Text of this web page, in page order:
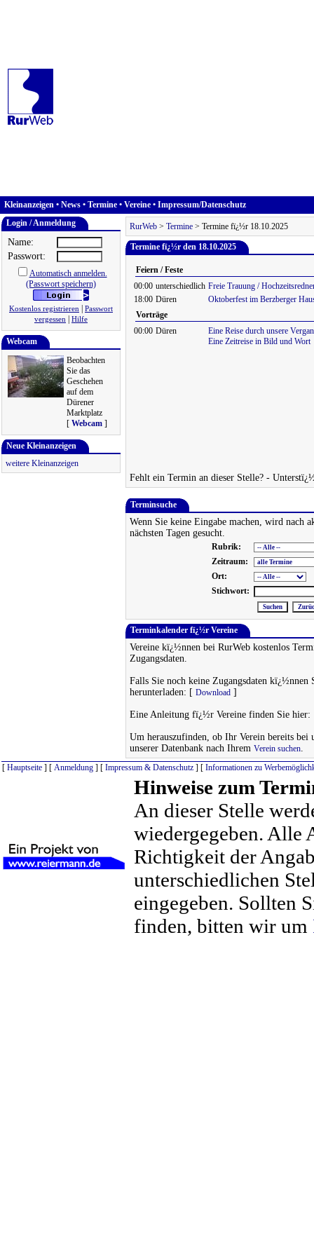
Kleinanzeigen • News • Termine • Vereine • Impressum/Datenschutz
Login / Anmeldung
Name:
Passwort:
Automatisch anmelden.
(Passwort speichern)
Kostenlos registrieren
Passwort
vergessen
Hilfe
Webcam
Beobachten
Sie das
Geschehen
auf dem
Dürener
Marktplatz
[ Webcam ]
Neue Kleinanzeigen
weitere Kleinanzeigen
RurWeb > Termine > Termine fï¿½r 18.10.2025
Termine fï¿½r den 18.10.2025
Feiern / Feste
00:00 unterschiedlich Freie Trauung /
18:00 Düren
Oktoberfest im Berzberger
Vorträge
00:00 Düren
Eine Reise durch unsere
Eine Zeitreise in Bild und Wort
Fehlt ein Termin an dieser Stelle? -
Terminsuche
Wenn Sie keine Eingabe machen, wird nach
nächsten Tagen gesucht.
Rubrik:
Zeitraum:
Ort:
Stichwort:
Terminkalender fï¿½r Vereine
Vereine kï¿½nnen bei RurWeb kostenlos
Zugangsdaten.
Falls Sie noch keine Zugangsdaten
herunterladen: [ Download ]
Eine Anleitung fï¿½r Vereine finden Sie
Um herauszufinden, ob Ihr Verein bereits
unserer Datenbank nach Ihrem Verein suchen.
[ Hauptseite ] [ Anmeldung ] [ Impressum & Datenschutz ] [ Informationen zu
Hinweise zum
An dieser Stelle
wiedergegeben. Alle
Richtigkeit der
unterschiedlichen
eingegeben. Sollten
finden, bitten wir um